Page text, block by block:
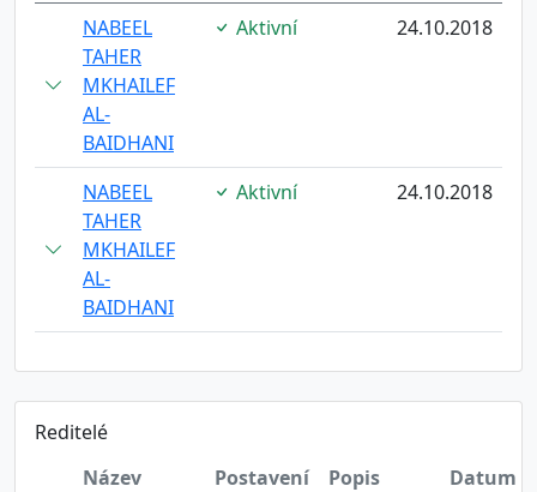
NABEEL
TAHER
MKHAILEF
AL-
BAIDHANI
Aktivní 24.10.2018
NABEEL
TAHER
MKHAILEF
AL-
BAIDHANI
Aktivní 24.10.2018
Reditelé
Název
Postavení Popis
Datum